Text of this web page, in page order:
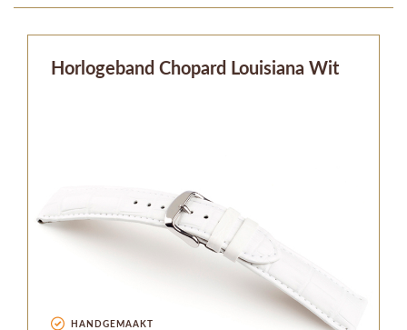
Horlogeband Chopard Louisiana Wit
HANDGEMAAKT